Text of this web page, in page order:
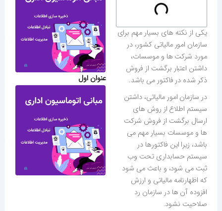
یکی از نکته های بسیار مهم برای
سازمان امور مالیاتی کشور، در
مورد شرکت ها و موسسات،
داشتن اعتبار برگشت از فروش
ذکر شده در فاکتور می باشد.
در سازمان امور مالیاتی، داشتن
سیستم اطلاع از روش های
ارسال برگشت از فروش شرکت
ها و موسسات بسیار مهم می
باشد، زیرا این فاکتورها در
سیستم حسابداری تحت وب
ثبت می شود، و باعث می شود
که اظهارنامه مالیاتی و ارزش
افزوده آن ها در سازمان رد
صلاحیت نشود.
عنوان اول